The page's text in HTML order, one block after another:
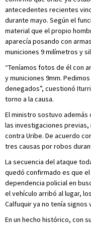
antecedentes recientes
durante mayo. Según el
material que el propio
aparecía posando con
municiones 9 milímetros y
“Teníamos fotos de él con
y municiones 9mm.
denegados”, cuestionó
torno a la causa.
El ministro sostuvo
las investigaciones
contra Uribe. De acuerdo
tres causas por robos
La secuencia del ataque
quedó confirmado es que
dependencia policial en
el vehículo arribó al lugar,
Calfuquir ya no tenía signos
En un hecho histórico, con